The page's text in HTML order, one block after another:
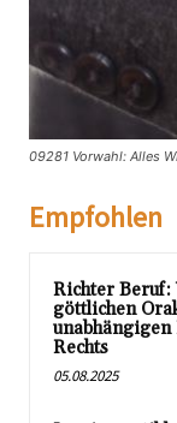
09281 Vorwahl: Alles
Empfohlen
Richter Beruf:
göttlichen
unabhängigen
Rechts
05.08.2025